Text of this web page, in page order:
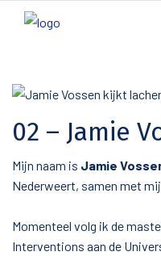
02 – Jamie
Mijn naam is Jamie
Nederweert, samen met
Momenteel volg ik de
Interventions aan de